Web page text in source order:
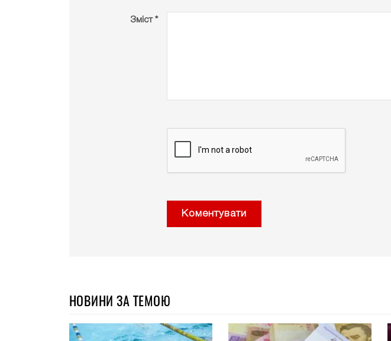
Зміст *
Коментувати
НОВИНИ ЗА ТЕМОЮ